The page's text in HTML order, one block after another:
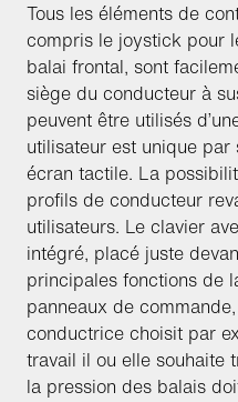
Tous les éléments de
compris le joystick pour
balai frontal, sont
siège du conducteur à
peuvent être utilisés
utilisateur est unique
écran tactile. La
profils de conducteur
utilisateurs. Le clavier
intégré, placé juste
principales fonctions de
panneaux de
conductrice choisit par
travail il ou elle souhaite
la pression des balais